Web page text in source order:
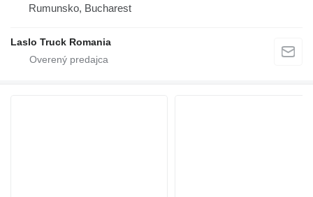
Rumunsko, Bucharest
Laslo Truck Romania